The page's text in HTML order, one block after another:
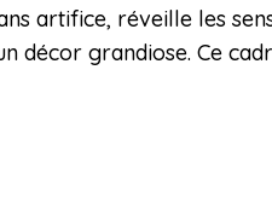
artifice, réveille les
grandiose. Ce